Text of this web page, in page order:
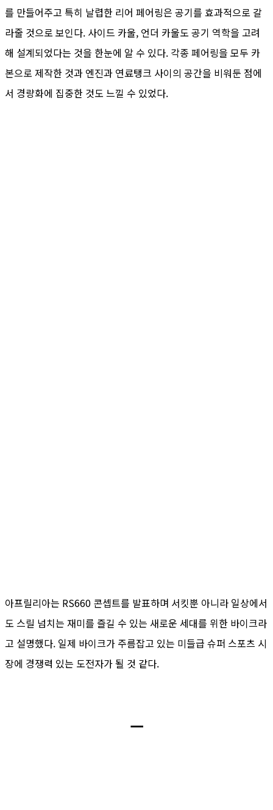
를 만들어주고 특히 날렵한 리어 페어링은 공기를 효과적으로 갈
라줄 것으로 보인다. 사이드 카울, 언더 카울도 공기 역학을 고려
해 설계되었다는 것을 한눈에 알 수 있다. 각종 페어링을 모두 카
본으로 제작한 것과 엔진과 연료탱크 사이의 공간을 비워둔 점에
서 경량화에 집중한 것도 느낄 수 있었다.
아프릴리아는 RS660 콘셉트를 발표하며 서킷뿐 아니라 일상에서
도 스릴 넘치는 재미를 즐길 수 있는 새로운 세대를 위한 바이크라
고 설명했다. 일제 바이크가 주름잡고 있는 미들급 슈퍼 스포츠 시
장에 경쟁력 있는 도전자가 될 것 같다.
ㅡ